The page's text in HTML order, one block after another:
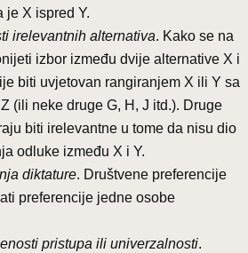
je X ispred Y.
irelevantnih alternativa. Kako se na
izbor između dvije alternative X i
biti uvjetovan rangiranjem X ili Y sa
(ili neke druge G, H, J itd.). Druge
biti irelevantne u tome da nisu dio
odluke između X i Y.
diktature. Društvene preferencije
preferencije jedne osobe
pristupa ili univerzalnosti.